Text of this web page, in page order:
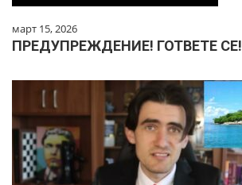
март 15, 2026
ПРЕДУПРЕЖДЕНИЕ! ГОТВЕТЕ СЕ!